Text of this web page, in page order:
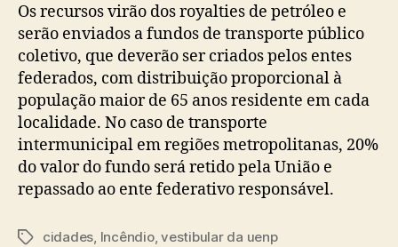
Os recursos virão dos royalties de petróleo e
serão enviados a fundos de transporte público
coletivo, que deverão ser criados pelos entes
federados, com distribuição proporcional à
população maior de 65 anos residente em cada
localidade. No caso de transporte
intermunicipal em regiões metropolitanas, 20%
do valor do fundo será retido pela União e
repassado ao ente federativo responsável.
Tagscidades Incêndio,vestibular da uenp